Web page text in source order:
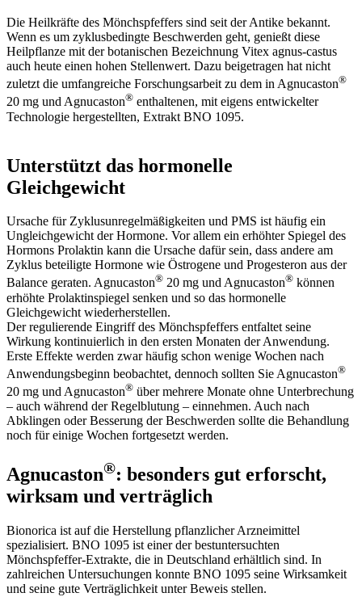
Die Heilkräfte des Mönchspfeffers sind seit der Antike bekannt.
Wenn es um zyklusbedingte Beschwerden geht, genießt diese
Heilpflanze mit der botanischen Bezeichnung Vitex agnus-castus
auch heute einen hohen Stellenwert. Dazu beigetragen hat nicht
zuletzt die umfangreiche Forschungsarbeit zu dem in Agnucaston®
20 mg und Agnucaston® enthaltenen, mit eigens entwickelter
Technologie hergestellten, Extrakt BNO 1095.
Unterstützt das hormonelle
Gleichgewicht
Ursache für Zyklusunregelmäßigkeiten und PMS ist häufig ein
Ungleichgewicht der Hormone. Vor allem ein erhöhter Spiegel des
Hormons Prolaktin kann die Ursache dafür sein, dass andere am
Zyklus beteiligte Hormone wie Östrogene und Progesteron aus der
Balance geraten. Agnucaston® 20 mg und Agnucaston® können
erhöhte Prolaktinspiegel senken und so das hormonelle
Gleichgewicht wiederherstellen.
Der regulierende Eingriff des Mönchspfeffers entfaltet seine
Wirkung kontinuierlich in den ersten Monaten der Anwendung.
Erste Effekte werden zwar häufig schon wenige Wochen nach
Anwendungsbeginn beobachtet, dennoch sollten Sie Agnucaston®
20 mg und Agnucaston® über mehrere Monate ohne Unterbrechung
– auch während der Regelblutung – einnehmen. Auch nach
Abklingen oder Besserung der Beschwerden sollte die Behandlung
noch für einige Wochen fortgesetzt werden.
Agnucaston®: besonders gut erforscht,
wirksam und verträglich
Bionorica ist auf die Herstellung pflanzlicher Arzneimittel
spezialisiert. BNO 1095 ist einer der bestuntersuchten
Mönchspfeffer-Extrakte, die in Deutschland erhältlich sind. In
zahlreichen Untersuchungen konnte BNO 1095 seine Wirksamkeit
und seine gute Verträglichkeit unter Beweis stellen.